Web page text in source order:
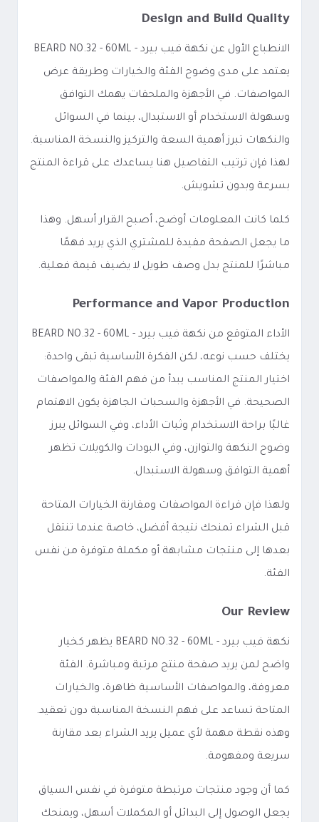
Design and Build Quality
الانطباع الأول عن نكهة فيب بيرد - BEARD NO.32 - 60ML
يعتمد على مدى وضوح الفئة والخيارات وطريقة عرض
المواصفات. في الأجهزة والملحقات يهمك التوافق
وسهولة الاستخدام أو الاستبدال، بينما في السوائل
والنكهات تبرز أهمية السعة والتركيز والنسخة المناسبة.
لهذا فإن ترتيب التفاصيل هنا يساعدك على قراءة المنتج
بسرعة وبدون تشويش.
كلما كانت المعلومات أوضح، أصبح القرار أسهل. وهذا
ما يجعل الصفحة مفيدة للمشتري الذي يريد فهمًا
مباشرًا للمنتج بدل وصف طويل لا يضيف قيمة فعلية.
Performance and Vapor Production
الأداء المتوقع من نكهة فيب بيرد - BEARD NO.32 - 60ML
يختلف حسب نوعه، لكن الفكرة الأساسية تبقى واحدة:
اختيار المنتج المناسب يبدأ من فهم الفئة والمواصفات
الصحيحة. في الأجهزة والسحبات الجاهزة يكون الاهتمام
غالبًا براحة الاستخدام وثبات الأداء، وفي السوائل يبرز
وضوح النكهة والتوازن، وفي البودات والكويلات تظهر
أهمية التوافق وسهولة الاستبدال.
ولهذا فإن قراءة المواصفات ومقارنة الخيارات المتاحة
قبل الشراء تمنحك نتيجة أفضل، خاصة عندما تنتقل
بعدها إلى منتجات مشابهة أو مكملة متوفرة من نفس
الفئة.
Our Review
نكهة فيب بيرد - BEARD NO.32 - 60ML يظهر كخيار
واضح لمن يريد صفحة منتج مرتبة ومباشرة. الفئة
معروفة، والمواصفات الأساسية ظاهرة، والخيارات
المتاحة تساعد على فهم النسخة المناسبة دون تعقيد.
وهذه نقطة مهمة لأي عميل يريد الشراء بعد مقارنة
سريعة ومفهومة.
كما أن وجود منتجات مرتبطة متوفرة في نفس السياق
يجعل الوصول إلى البدائل أو المكملات أسهل، ويمنحك